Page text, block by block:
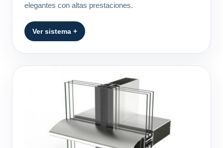
elegantes con altas prestaciones.
Ver sistema +